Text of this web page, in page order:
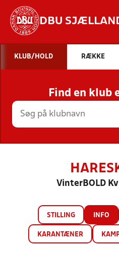
DBU
STILLINGER,
KLUB/HOLD RÆKKE
Find en klub
VinterBOLD
STILLING INFO
KARANTÆNER